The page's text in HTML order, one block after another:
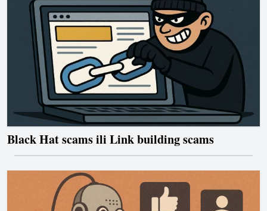
Black Hat scams ili Link building scams